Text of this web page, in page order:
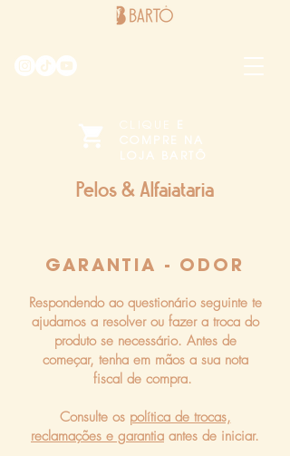
CLIQUE
E
COMPRE NA
LOJA BARTÔ
Pelos & Alfaiataria
GARANTIA - ODOR
Respondendo ao questionário seguinte te
ajudamos a resolver ou fazer a troca do
produto se necessário. Antes de
começar, tenha em mãos a sua nota
fiscal de compra.
Consulte os política de trocas,
reclamações e garantia antes de iniciar.